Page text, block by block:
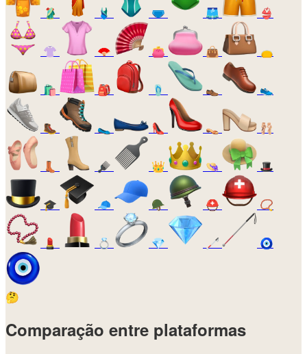
🥻 🩱 🩲 🩳 👙
👚 🪭 👛 👜 👝
🛍️ 🎒 🩴 👞 👟
🥾 🥿 👠 👡 🩰
👢 🪮 👑 👒 🎩
🎓 🧢 🪖 ⛑️ 📿
💄 💍 💎 🦯 🧿
🤔
Comparação entre plataformas